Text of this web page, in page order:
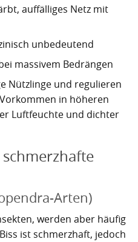
auffälliges Netz mit
unbedeutend
massivem Bedrängen
Nützlinge und regulieren
in höheren
Luftfeuchte und dichter
Arten)
werden aber häufig
ist schmerzhaft, jedoch